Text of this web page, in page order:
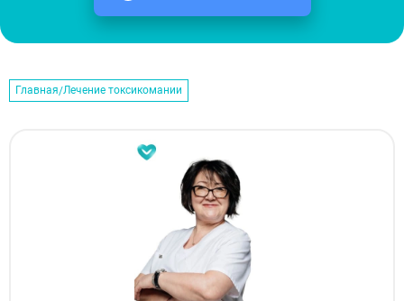
Главная Лечение токсикомании